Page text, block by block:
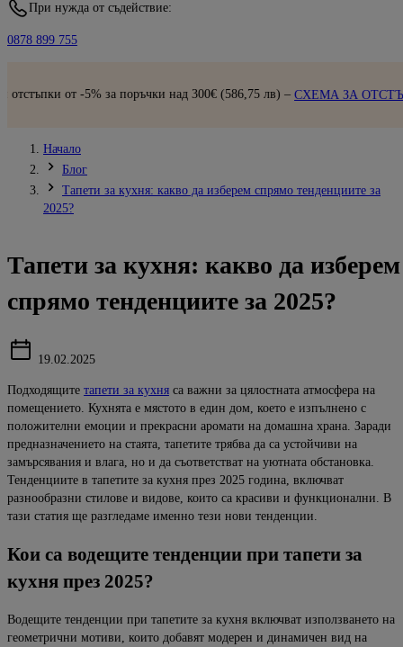
При нужда от съдействие:
0878 899 755
за поръчки над 300€ (586,75 лв) –СХЕМА ЗА ОТСТЪПКИ
Начало
Блог
Тапети за кухня: какво да изберем спрямо тенденциите за
2025?
Тапети за кухня: какво да изберем
спрямо тенденциите за 2025?
19.02.2025
Подходящите тапети за кухня са важни за цялостната атмосфера на
помещението. Кухнята е мястото в един дом, което е изпълнено с
положителни емоции и прекрасни аромати на домашна храна. Заради
предназначението на стаята, тапетите трябва да са устойчиви на
замърсявания и влага, но и да съответстват на уютната обстановка.
Тенденциите в тапетите за кухня през 2025 година, включват
разнообразни стилове и видове, които са красиви и функционални. В
тази статия ще разгледаме именно тези нови тенденции.
Кои са водещите тенденции при тапети за
кухня през 2025?
Водещите тенденции при тапетите за кухня включват използването на
геометрични мотиви, които добавят модерен и динамичен вид на